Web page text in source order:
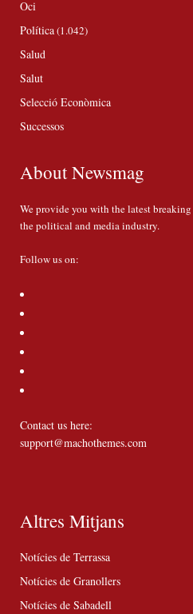
Oci
Política(1.042)
Salud
Salut
Selecció Econòmica
Successos
About Newsmag
We provide you with the latest
the political and media industry.
Follow us on:
Contact us here:
support@machothemes.com
Altres Mitjans
Notícies de Terrassa
Notícies de Granollers
Notícies de Sabadell